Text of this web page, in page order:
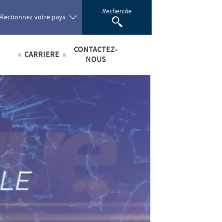
votre pays
Romania
South Africa
Recherche
CARRIERE
Offres d'emploi
CONTACTEZ-
NOUS